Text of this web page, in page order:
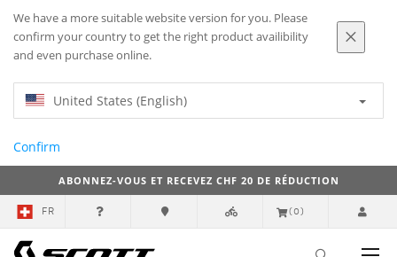
We have a more suitable website version for you. Please
confirm your country to get the right product availibility
and even purchase online.
United States (English)
Confirm
ABONNEZ-VOUS ET RECEVEZ CHF 20 DE RÉDUCTION
FR (0)